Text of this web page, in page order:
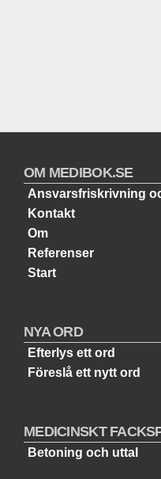
OM MEDIBOK.SE
Ansvarsfriskrivning
Kontakt
Om
Referenser
Start
NYA ORD
Efterlys ett ord
Föreslå ett nytt ord
MEDICINSKT
Betoning och uttal